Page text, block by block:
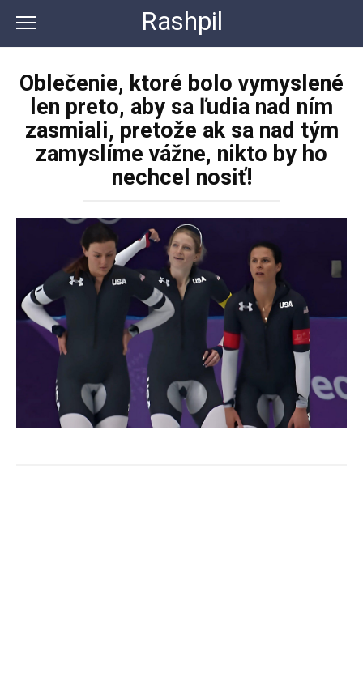
контенту
Rashpil
Oblečenie, ktoré bolo vymyslené
len preto, aby sa ľudia nad ním
zasmiali, pretože ak sa nad tým
zamyslíme vážne, nikto by ho
nechcel nosiť!